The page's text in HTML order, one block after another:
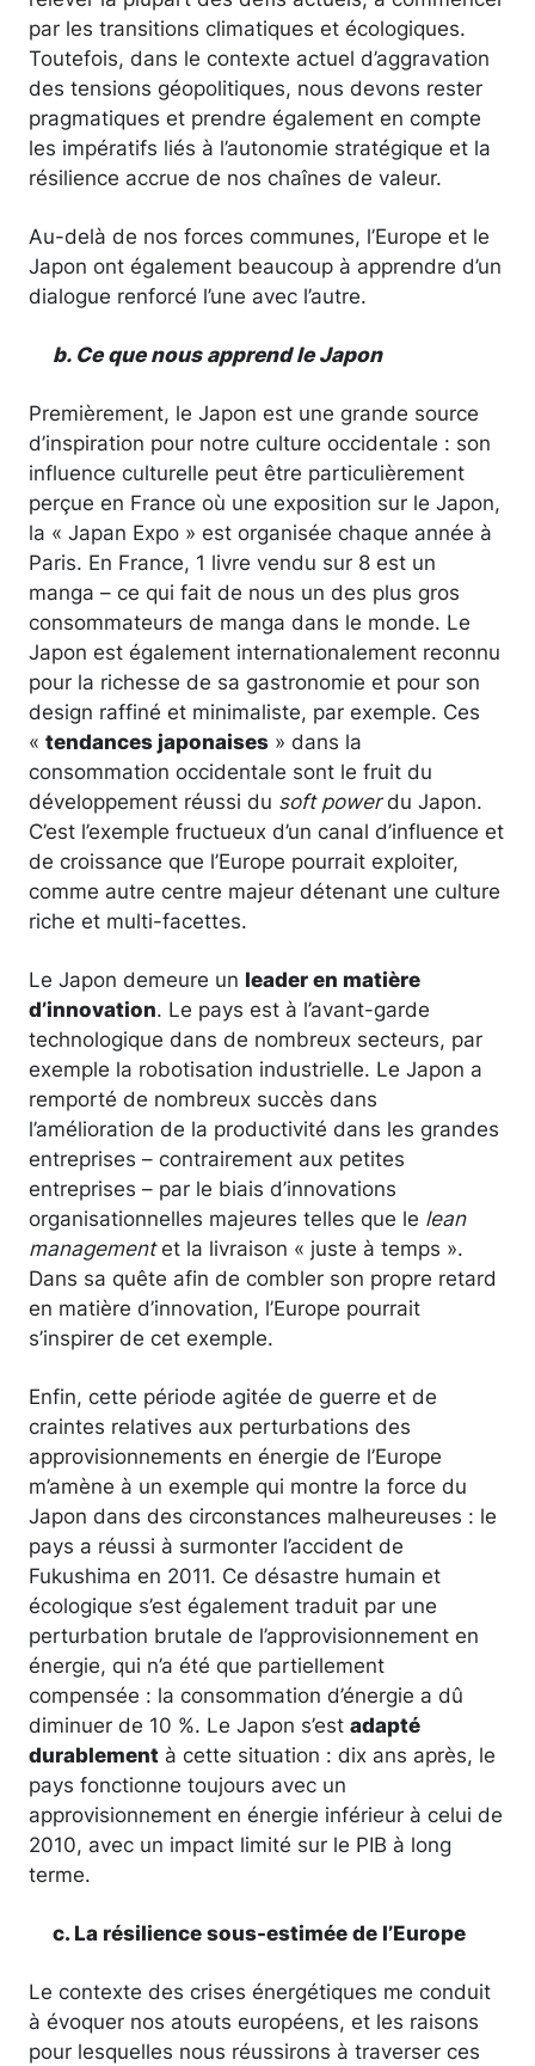
par les transitions climatiques et écologiques.
Toutefois, dans le contexte actuel d’aggravation
des tensions géopolitiques, nous devons rester
pragmatiques et prendre également en compte
les impératifs liés à l’autonomie stratégique et la
résilience accrue de nos chaînes de valeur.
Au-delà de nos forces communes, l’Europe et le
Japon ont également beaucoup à apprendre d’un
dialogue renforcé l’une avec l’autre.
b. Ce que nous apprend le Japon
Premièrement, le Japon est une grande source
d’inspiration pour notre culture occidentale : son
influence culturelle peut être particulièrement
perçue en France où une exposition sur le Japon,
la « Japan Expo » est organisée chaque année à
Paris. En France, 1 livre vendu sur 8 est un
manga – ce qui fait de nous un des plus gros
consommateurs de manga dans le monde. Le
Japon est également internationalement reconnu
pour la richesse de sa gastronomie et pour son
design raffiné et minimaliste, par exemple. Ces
« tendances japonaises » dans la
consommation occidentale sont le fruit du
développement réussi du soft powerdu Japon.
C’est l’exemple fructueux d’un canal d’influence et
de croissance que l’Europe pourrait exploiter,
comme autre centre majeur détenant une culture
riche et multi-facettes.
Le Japon demeure un leader en matière
d’innovation. Le pays est à l’avant-garde
technologique dans de nombreux secteurs, par
exemple la robotisation industrielle. Le Japon a
remporté de nombreux succès dans
l’amélioration de la productivité dans les grandes
entreprises – contrairement aux petites
entreprises – par le biais d’innovations
organisationnelles majeures telles que le lean
managementet la livraison « juste à temps ».
Dans sa quête afin de combler son propre retard
en matière d’innovation, l’Europe pourrait
s’inspirer de cet exemple.
Enfin, cette période agitée de guerre et de
craintes relatives aux perturbations des
approvisionnements en énergie de l’Europe
m’amène à un exemple qui montre la force du
Japon dans des circonstances malheureuses : le
pays a réussi à surmonter l’accident de
Fukushima en 2011. Ce désastre humain et
écologique s’est également traduit par une
perturbation brutale de l’approvisionnement en
énergie, qui n’a été que partiellement
compensée : la consommation d’énergie a dû
diminuer de 10 %. Le Japon s’est adapté
durablement à cette situation : dix ans après, le
pays fonctionne toujours avec un
approvisionnement en énergie inférieur à celui de
2010, avec un impact limité sur le PIB à long
terme.
c. La résilience sous-estimée de l’Europe
Le contexte des crises énergétiques me conduit
à évoquer nos atouts européens, et les raisons
pour lesquelles nous réussirons à traverser ces